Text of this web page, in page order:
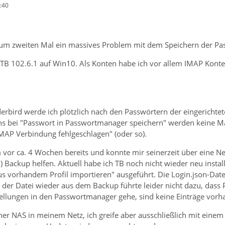
zweiten Mal ein massives Problem mit dem Speichern der
102.6.1 auf Win10. Als Konten habe ich vor allem IMAP
werde ich plötzlich nach den Passwörtern der
bei "Passwort in Passwortmanager speichern" werden keine
Verbindung fehlgeschlagen" (oder so).
vor ca. 4 Wochen bereits und konnte mir seinerzeit über eine
Backup helfen. Aktuell habe ich TB noch nicht wieder neu
vorhandem Profil importieren" ausgeführt. Die Login.json-
Datei wieder aus dem Backup führte leider nicht dazu,
in den Passwortmanager gehe, sind keine Einträge
NAS in meinem Netz, ich greife aber ausschließlich mit